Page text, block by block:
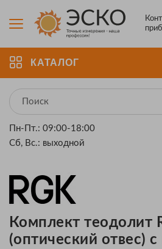
КАТАЛОГ
Пн-Пт.: 09:00-18:00
Сб, Вс.: выходной
Комплект теодолит
(оптический отвес)